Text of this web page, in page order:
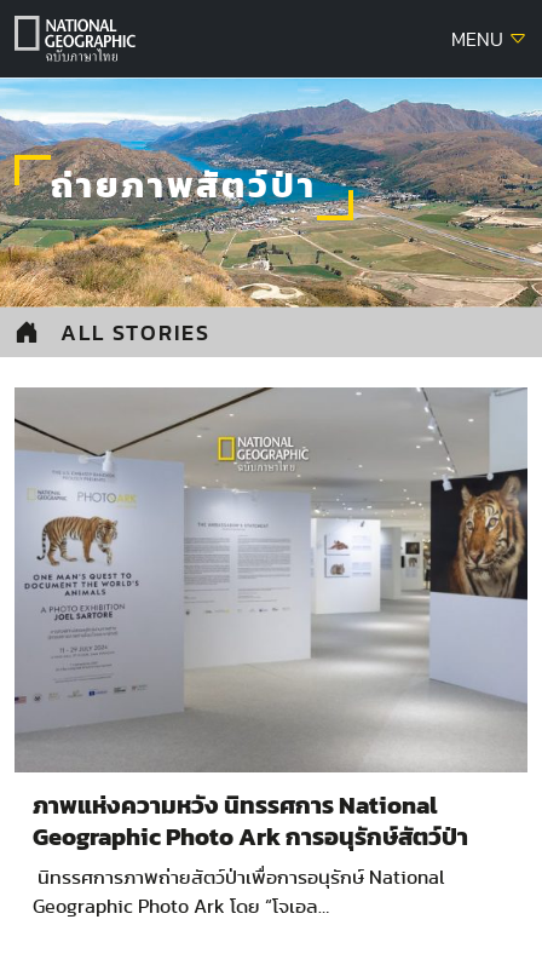
Skip
MENU
ถ่ายภาพสัตว์ป่า
ALL STORIES
ภาพแห่งความหวัง นิทรรศการ National
Geographic Photo Ark การอนุรักษ์สัตว์ป่า
ผ่านเลนส์ “โจเอล ซาร์โทรี”
นิทรรศการภาพถ่ายสัตว์ป่าเพื่อการอนุรักษ์ National
Geographic Photo Ark โดย “โจเอล…